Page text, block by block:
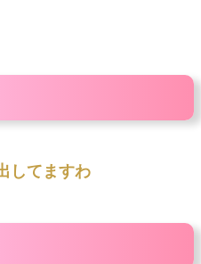
してますわ